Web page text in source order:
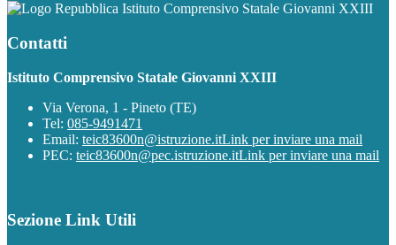
Istituto Comprensivo Statale Giovanni XXIII
Contatti
Istituto Comprensivo Statale Giovanni XXIII
Via Verona, 1 - Pineto (TE)
Tel: 085-9491471
Email: teic83600n@istruzione.itLink per inviare una mail
PEC: teic83600n@pec.istruzione.itLink per inviare una mail
Sezione Link Utili